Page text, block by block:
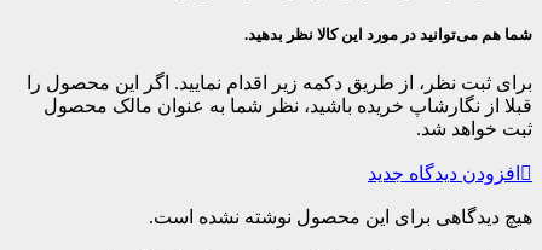
شما هم می‌توانید در مورد این کالا نظر بدهید.
برای ثبت نظر، از طریق دکمه زیر اقدام نمایید. اگر این محصول را
قبلا از نگارشاپ خریده باشید، نظر شما به عنوان مالک محصول
ثبت خواهد شد.
افزودن دیدگاه جدید
هیچ دیدگاهی برای این محصول نوشته نشده است.